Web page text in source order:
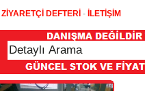
ZİYARETÇİ DEFTERİ - İLETİŞİM